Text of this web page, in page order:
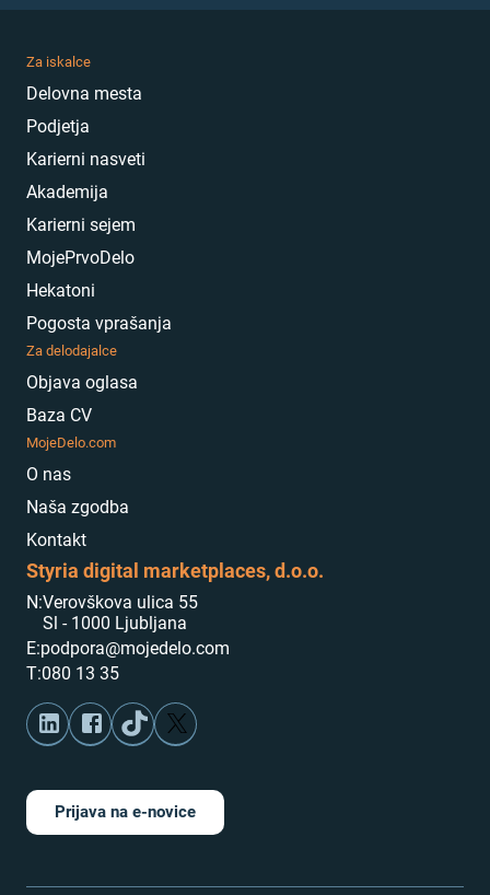
Za iskalce
Delovna mesta
Podjetja
Karierni nasveti
Akademija
Karierni sejem
MojePrvoDelo
Hekatoni
Pogosta vprašanja
Za delodajalce
Objava oglasa
Baza CV
MojeDelo.com
O nas
Naša zgodba
Kontakt
Styria digital marketplaces, d.o.o.
N:Verovškova ulica 55
Sl - 1000 Ljubljana
E:podpora@mojedelo.com
T:080 13 35
Prijava na e-novice